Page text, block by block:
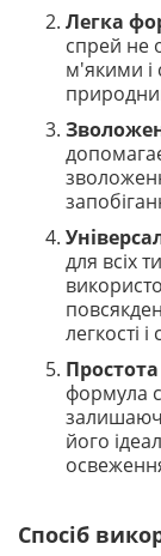
Легка
спрей не
м'якими і
для всіх
легкості і
формула
його
Спосіб